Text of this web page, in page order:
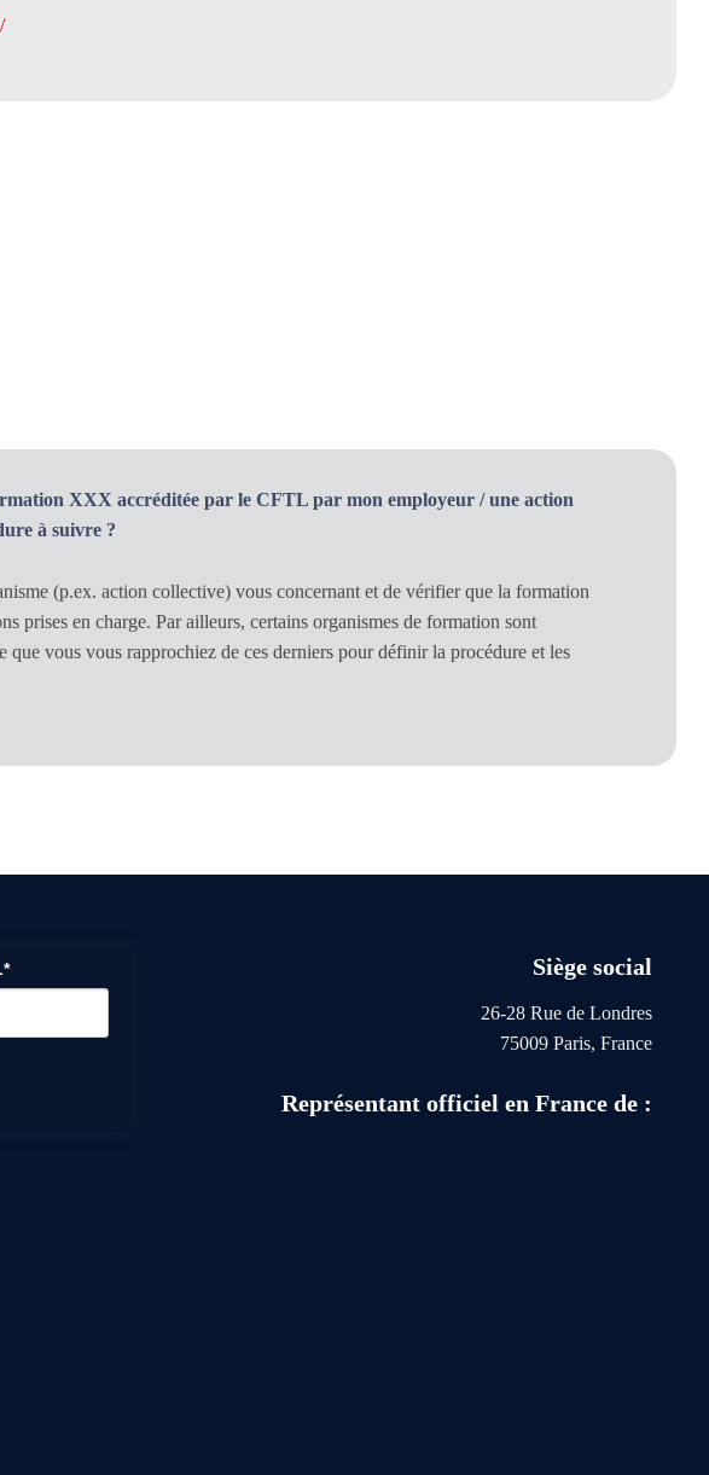
XXX accréditée par le CFTL par mon employeur / une action
à suivre ?
(p.ex. action collective) vous concernant et de vérifier que la formation
prises en charge. Par ailleurs, certains organismes de formation sont
vous vous rapprochiez de ces derniers pour définir la procédure et les
Siège social
26-28 Rue de Londres
75009 Paris, France
Représentant officiel en France de :